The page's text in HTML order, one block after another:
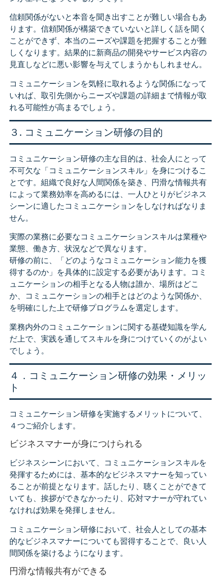
信頼関係がないと本音を聞き出すことが難しい場合もあ
ります。信頼関係が構築できていないと詳しく話を聞く
ことができず、本当のニーズや課題を把握することが難
しくなります。結果的に新商品の開発やサービス内容の
見直しなどに悪い影響を与えてしまうかもしれません。
コミュニケーションを気軽に取れるような関係になって
いれば、取引先側からニーズや課題の詳細まで情報が取
れる可能性が高まるでしょう。
３. コミュニケーション研修の目的
コミュニケーション研修の主な目的は、社会人にとって
不可欠な「コミュニケーションスキル」を身につけるこ
とです。組織で良好な人間関係を築き、円滑な情報共有
によって業務効率を高めるには、一人ひとりがビジネス
シーンに適したコミュニケーションをしなければなりま
せん。
実際の業務に必要なコミュニケーションスキルは業種や
業態、働き方、状況などで異なります。
研修の前に、「どのようなコミュニケーション能力を獲
得するのか」を具体的に設定する必要があります。コミ
ュニケーションの相手となる人物は誰か、場所はどこ
か、コミュニケーションの相手とはどのような関係か、
を明確にした上で研修プログラムを選定します。
業務内外のコミュニケーションに関する基礎知識を学ん
だ上で、実践を通してスキルを身につけていくのがよい
でしょう。
４．コミュニケーション研修の効果・メリッ
ト
コミュニケーション研修を実施するメリットについて、
４つご紹介します。
ビジネスマナーが身につけられる
ビジネスシーンにおいて、コミュニケーションスキルを
発揮するためには、基本的なビジネスマナーを知ってい
ることが前提となります。話したり、聴くことができて
いても、挨拶ができなかったり、応対マナーが守れてい
なければ効果を発揮しません。
コミュニケーション研修において、社会人としての基本
的なビジネスマナーについても習得することで、良い人
間関係を築けるようになります。
円滑な情報共有ができる